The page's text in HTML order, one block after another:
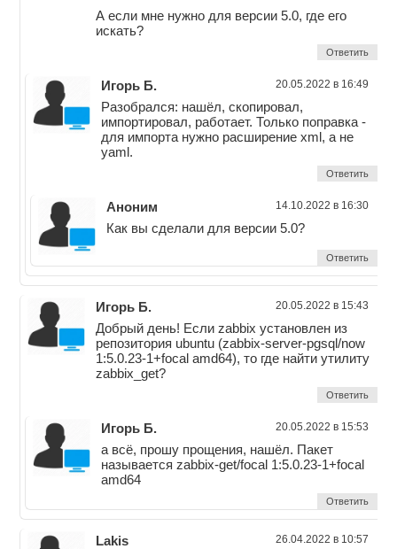
А если мне нужно для версии 5.0, где его
искать?
Ответить
Игорь Б. 20.05.2022 в 16:49
Разобрался: нашёл, скопировал,
импортировал, работает. Только поправка -
для импорта нужно расширение xml, а не
yaml.
Ответить
Аноним 14.10.2022 в 16:30
Как вы сделали для версии 5.0?
Ответить
Игорь Б. 20.05.2022 в 15:43
Добрый день! Если zabbix установлен из
репозитория ubuntu (zabbix-server-pgsql/now
1:5.0.23-1+focal amd64), то где найти утилиту
zabbix_get?
Ответить
Игорь Б. 20.05.2022 в 15:53
а всё, прошу прощения, нашёл. Пакет
называется zabbix-get/focal 1:5.0.23-1+focal
amd64
Ответить
Lakis 26.04.2022 в 10:57